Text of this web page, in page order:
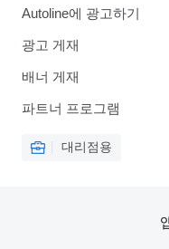
Autoline에 광고하기
광고 게재
배너 게재
파트너 프로그램
대리점용